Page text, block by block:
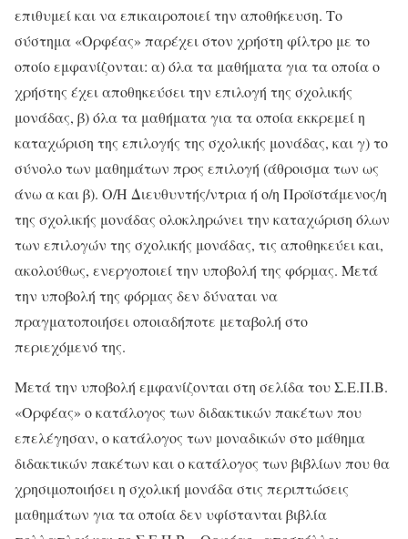
επιθυμεί και να επικαιροποιεί την αποθήκευση. Το
σύστημα «Ορφέας» παρέχει στον χρήστη φίλτρο με το
οποίο εμφανίζονται: α) όλα τα μαθήματα για τα οποία ο
χρήστης έχει αποθηκεύσει την επιλογή της σχολικής
μονάδας, β) όλα τα μαθήματα για τα οποία εκκρεμεί η
καταχώριση της επιλογής της σχολικής μονάδας, και γ) το
σύνολο των μαθημάτων προς επιλογή (άθροισμα των ως
άνω α και β). Ο/Η Διευθυντής/ντρια ή ο/η Προϊστάμενος/η
της σχολικής μονάδας ολοκληρώνει την καταχώριση όλων
των επιλογών της σχολικής μονάδας, τις αποθηκεύει και,
ακολούθως, ενεργοποιεί την υποβολή της φόρμας. Μετά
την υποβολή της φόρμας δεν δύναται να
πραγματοποιήσει οποιαδήποτε μεταβολή στο
περιεχόμενό της.
Μετά την υποβολή εμφανίζονται στη σελίδα του Σ.Ε.Π.Β.
«Ορφέας» ο κατάλογος των διδακτικών πακέτων που
επελέγησαν, ο κατάλογος των μοναδικών στο μάθημα
διδακτικών πακέτων και ο κατάλογος των βιβλίων που θα
χρησιμοποιήσει η σχολική μονάδα στις περιπτώσεις
μαθημάτων για τα οποία δεν υφίστανται βιβλία